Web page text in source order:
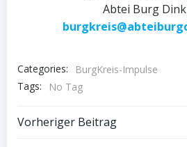
Abtei Burg
Categories:
BurgKreis-Impulse
Tags:
No Tag
Post
Vorheriger Beitrag